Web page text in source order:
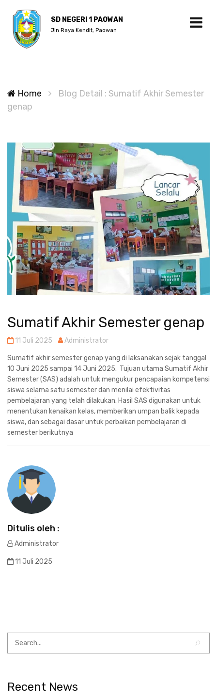
SD NEGERI 1 PAOWAN
Jln Raya Kendit, Paowan
Home
Blog Detail : Sumatif Akhir Semester
genap
Sumatif Akhir Semester genap
11 Juli 2025 Administrator
Sumatif akhir semester genap yang di laksanakan sejak tanggal
10 Juni 2025 sampai 14 Juni 2025. Tujuan utama Sumatif Akhir
Semester (SAS) adalah untuk mengukur pencapaian kompetensi
siswa selama satu semester dan menilai efektivitas
pembelajaran yang telah dilakukan. Hasil SAS digunakan untuk
menentukan kenaikan kelas, memberikan umpan balik kepada
siswa, dan sebagai dasar untuk perbaikan pembelajaran di
semester berikutnya
Ditulis oleh :
Administrator
11 Juli 2025
Recent News